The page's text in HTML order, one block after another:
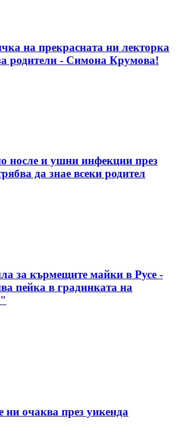
на прекрасната ни лекторка
родители - Симона Крумова!
носле и ушни инфекции през
да знае всеки родител
за кърмещите майки в Русе -
пейка в градинката на
ни очаква през уикенда